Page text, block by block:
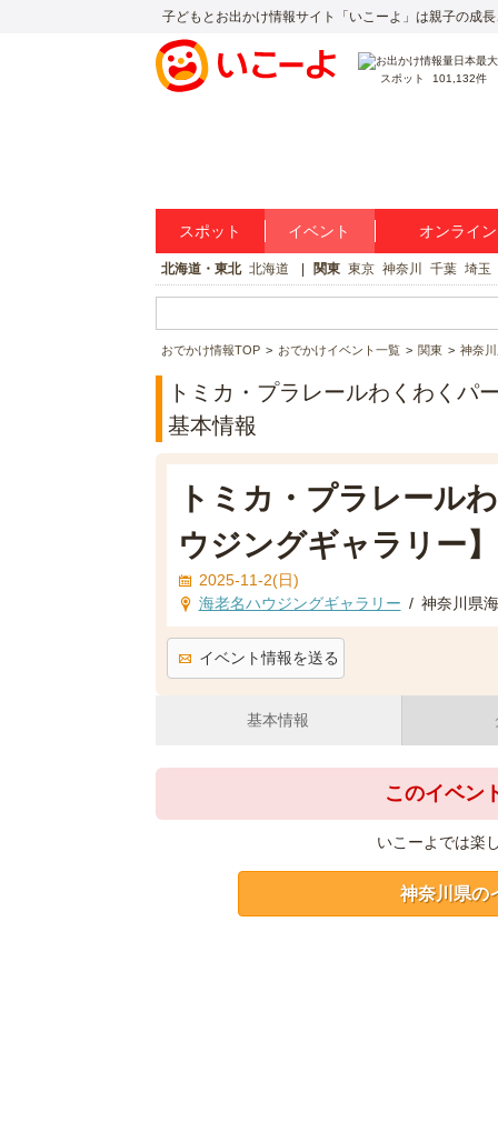
子どもとお出かけ情報サイト「いこーよ」は親子の成
スポット 101,132件
スポット イベント オンライ
北海道・東北 北海道 関東 東京 神奈川 千葉 埼玉
おでかけ情報TOP おでかけイベント一覧 関東 神奈
トミカ・プラレールわくわくパ
基本情報
トミカ・プラレール
ウジングギャラリー】
2025-11-2(日)
海老名ハウジングギャラリー / 神奈川県
イベント情報を送る
基本情報
このイベン
いこーよでは楽
神奈川県の